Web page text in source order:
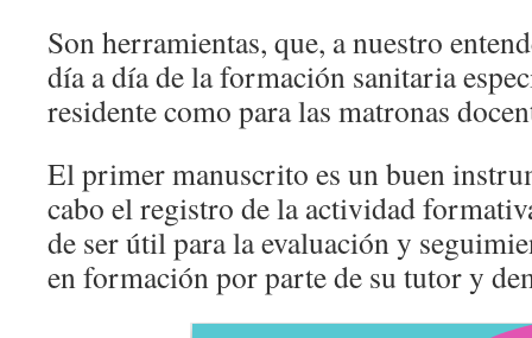
Son herramientas, que, a nuestro
día a día de la formación sanitaria
residente como para las matronas
El primer manuscrito es un buen
cabo el registro de la actividad
de ser útil para la evaluación y
en formación por parte de su tutor y